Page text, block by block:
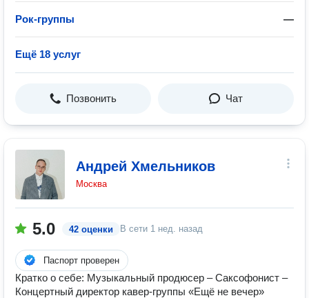
Рок-группы —
Ещё 18 услуг
Позвонить Чат
Андрей Хмельников
Москва
5.0 42 оценки В сети 1 нед. назад
Паспорт проверен
Кратко о себе: Музыкальный продюсер – Саксофонист –
Концертный директор кавер-группы «Ещё не вечер»